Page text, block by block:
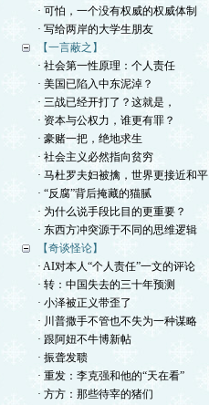
· 可怕，一个没有权威的权威体制
· 写给两岸的大学生朋友
【一言蔽之】
· 社会第一性原理：个人责任
· 美国已陷入中东泥淖？
· 三战已经开打了？这就是，
· 资本与公权力，谁更有罪？
· 豪赌一把，绝地求生
· 社会主义必然指向贫穷
· 马杜罗夫妇被擒，世界更接近和平
· “反腐”背后掩藏的猫腻
· 为什么说手段比目的更重要？
· 东西方冲突源于不同的思维逻辑
【奇谈怪论】
· AI对本人“个人责任”一文的评论
· 转：中国失去的三十年预测
· 小泽被正义带歪了
· 川普撒手不管也不失为一种谋略
· 跟阿妞不牛博新帖
· 振聋发聩
· 重发：李克强和他的“天在看”
· 方方：那些待宰的猪们